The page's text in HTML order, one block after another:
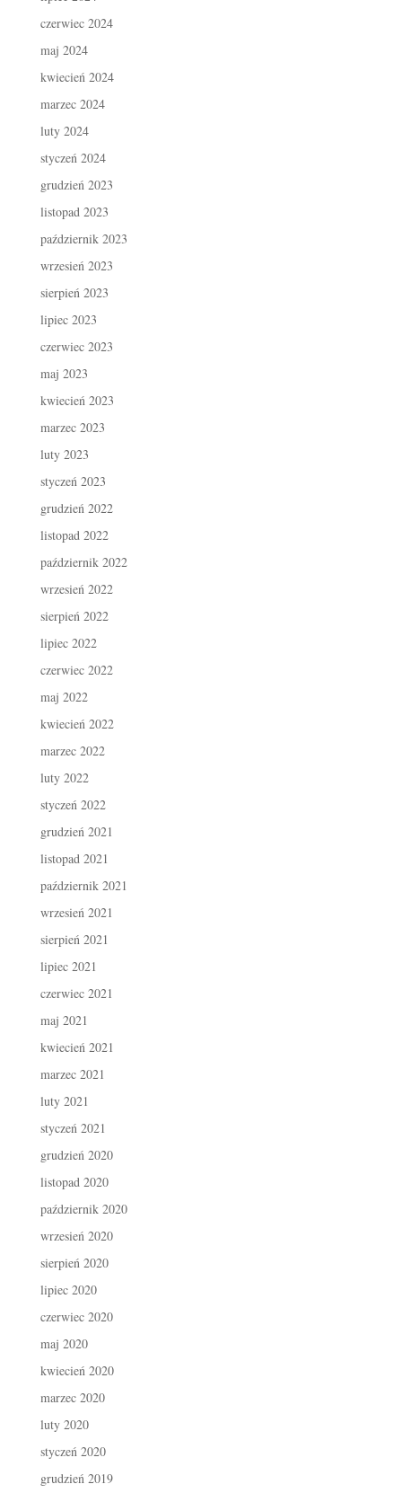
czerwiec 2024
maj 2024
kwiecień 2024
marzec 2024
luty 2024
styczeń 2024
grudzień 2023
listopad 2023
październik 2023
wrzesień 2023
sierpień 2023
lipiec 2023
czerwiec 2023
maj 2023
kwiecień 2023
marzec 2023
luty 2023
styczeń 2023
grudzień 2022
listopad 2022
październik 2022
wrzesień 2022
sierpień 2022
lipiec 2022
czerwiec 2022
maj 2022
kwiecień 2022
marzec 2022
luty 2022
styczeń 2022
grudzień 2021
listopad 2021
październik 2021
wrzesień 2021
sierpień 2021
lipiec 2021
czerwiec 2021
maj 2021
kwiecień 2021
marzec 2021
luty 2021
styczeń 2021
grudzień 2020
listopad 2020
październik 2020
wrzesień 2020
sierpień 2020
lipiec 2020
czerwiec 2020
maj 2020
kwiecień 2020
marzec 2020
luty 2020
styczeń 2020
grudzień 2019